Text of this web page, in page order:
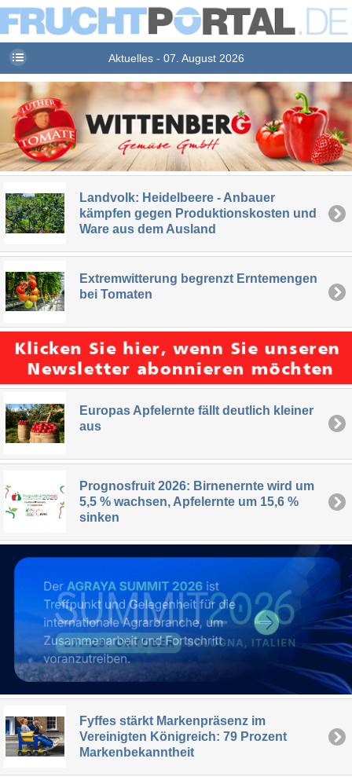
Aktuelles - 07. August 2026
Landvolk: Heidelbeere - Anbauer
kämpfen gegen Produktionskosten und
Ware aus dem Ausland
Extremwitterung begrenzt Erntemengen
bei Tomaten
Europas Apfelernte fällt deutlich kleiner
aus
Prognosfruit 2026: Birnenernte wird um
5,5 % wachsen, Apfelernte um 15,6 %
sinken
Fyffes stärkt Markenpräsenz im
Vereinigten Königreich: 79 Prozent
Markenbekanntheit